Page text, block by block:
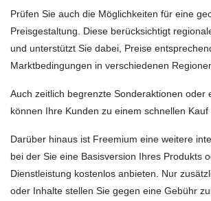
Prüfen Sie auch die Möglichkeiten für eine
Preisgestaltung. Diese berücksichtigt
und unterstützt Sie dabei, Preise
Marktbedingungen in verschiedenen
Auch zeitlich begrenzte Sonderaktionen oder
können Ihre Kunden zu einem schnellen Kauf
Darüber hinaus ist Freemium eine weitere
bei der Sie eine Basisversion Ihres Produkts
Dienstleistung kostenlos anbieten. Nur
oder Inhalte stellen Sie gegen eine Gebühr